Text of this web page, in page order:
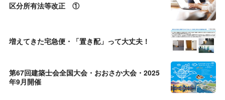
区分所有法等改正 ①
増えてきた宅急便・「置き配」って大丈夫！
第67回建築士会全国大会・おおさか大会・2025
年9月開催